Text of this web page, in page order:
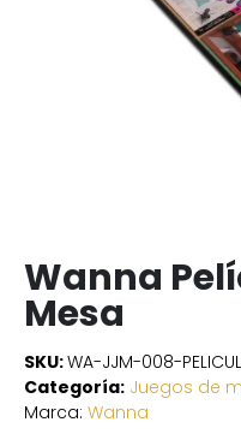
Wanna
Mesa
SKU:WA-JJM-008-
Categoría: Juegos de
Marca: Wanna